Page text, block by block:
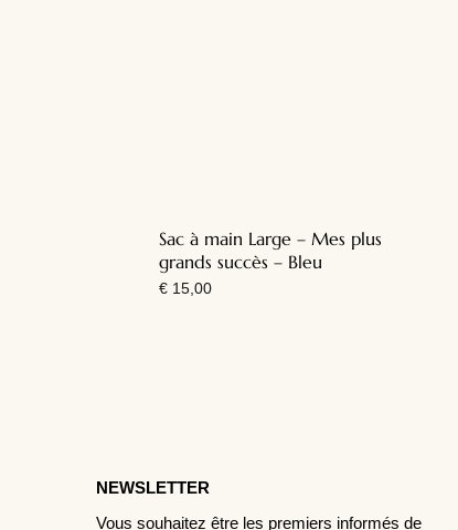
Sac à main Large – Mes plus
grands succès – Bleu
€ 15,00
NEWSLETTER
Vous souhaitez être les premiers informés de